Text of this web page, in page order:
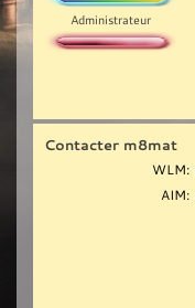
Administrateur
Contacter m8mat
WLM:
AIM: